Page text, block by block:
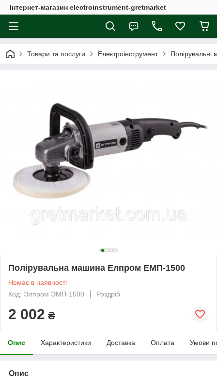
Інтернет-магазин electroinstrument-gretmarket
Товари та послуги Електроінструмент Полірувальні
Полірувальна машина Елпром ЕМП-1500
Немає в наявності
Код: Элпром ЭМП-1500
Роздріб
2 002 ₴
Опис Характеристики Доставка Оплата Умови
Опис